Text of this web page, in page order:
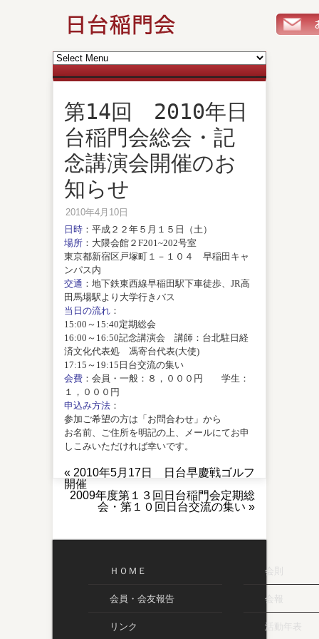
第14回 2010年日
台稲門会総会・記
念講演会開催のお
知らせ
2010年4月10日
日時 ：平成２２年５月１５日（土）
場所 ：大隈会館２F201~202号室
東京都新宿区戸塚町１－１０４ 早稲田キャ
ンパス内
交通 ：地下鉄東西線早稲田駅下車徒歩、JR高
田馬場駅より大学行きバス
当日の流れ ：
15:00～15:40定期総会
16:00～16:50記念講演会 講師：台北駐日経
済文化代表処 馮寄台代表(大使)
17:15～19:15日台交流の集い
会費 ：会員・一般：８，０００円 学生：
１，０００円
申込み方法 ：
参加ご希望の方は「お問合わせ」から
お名前、ご住所を明記の上、メールにてお申
しこみいただければ幸いです。
« 2010年5月17日 日台早慶戦ゴルフ
開催
2009年度第１３回日台稲門会定期総
会・第１０回日台交流の集い »
ＨＯＭＥ 会則
会員・会友報告 会報
リンク 活動年表